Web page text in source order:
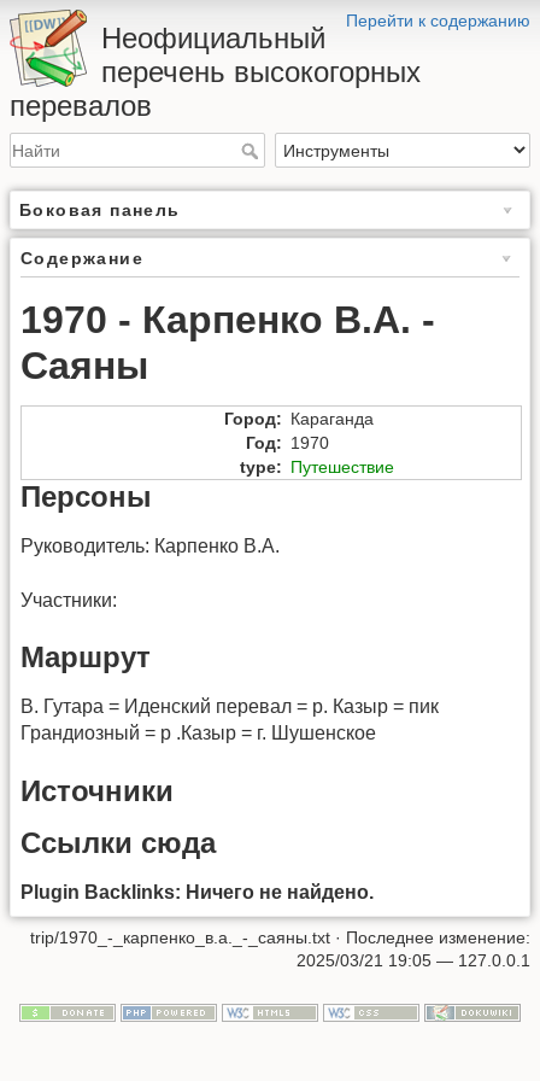
Перейти к содержанию
Неофициальный
перечень высокогорных
перевалов
Боковая панель
Содержание
1970 - Карпенко В.А. -
Саяны
Город: Караганда
Год: 1970
type: Путешествие
Персоны
Руководитель: Карпенко В.А.
Участники:
Маршрут
В. Гутара = Иденский перевал = р. Казыр = пик
Грандиозный = р .Казыр = г. Шушенское
Источники
Ссылки сюда
Plugin Backlinks: Ничего не найдено.
trip/1970_-_карпенко_в.а._-_саяны.txt · Последнее изменение:
2025/03/21 19:05 — 127.0.0.1